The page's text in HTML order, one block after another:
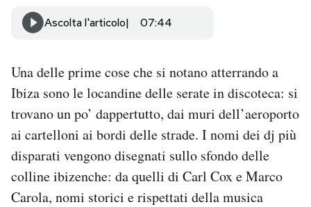
CALENDARIO
Area Personale
Newsletter
Notifiche mobile
Hai bisogno di aiuto?
Esci
Ascolta l'articolo 07:44
Una delle prime cose che si notano atterrando a
Ibiza sono le locandine delle serate in discoteca: si
trovano un po’ dappertutto, dai muri dell’aeroporto
ai cartelloni ai bordi delle strade. I nomi dei dj più
disparati vengono disegnati sullo sfondo delle
colline ibizenche: da quelli di Carl Cox e Marco
Carola, nomi storici e rispettati della musica